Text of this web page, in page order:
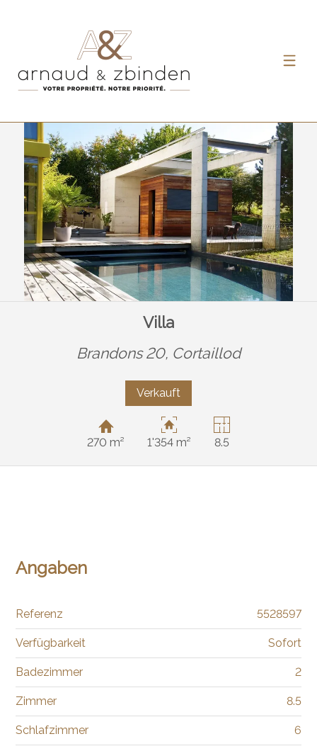
Villa
Brandons 20, Cortaillod
Verkauft
270 m² 1'354 m² 8.5
Angaben
Referenz 5528597
Verfügbarkeit Sofort
Badezimmer 2
Zimmer 8.5
Schlafzimmer 6